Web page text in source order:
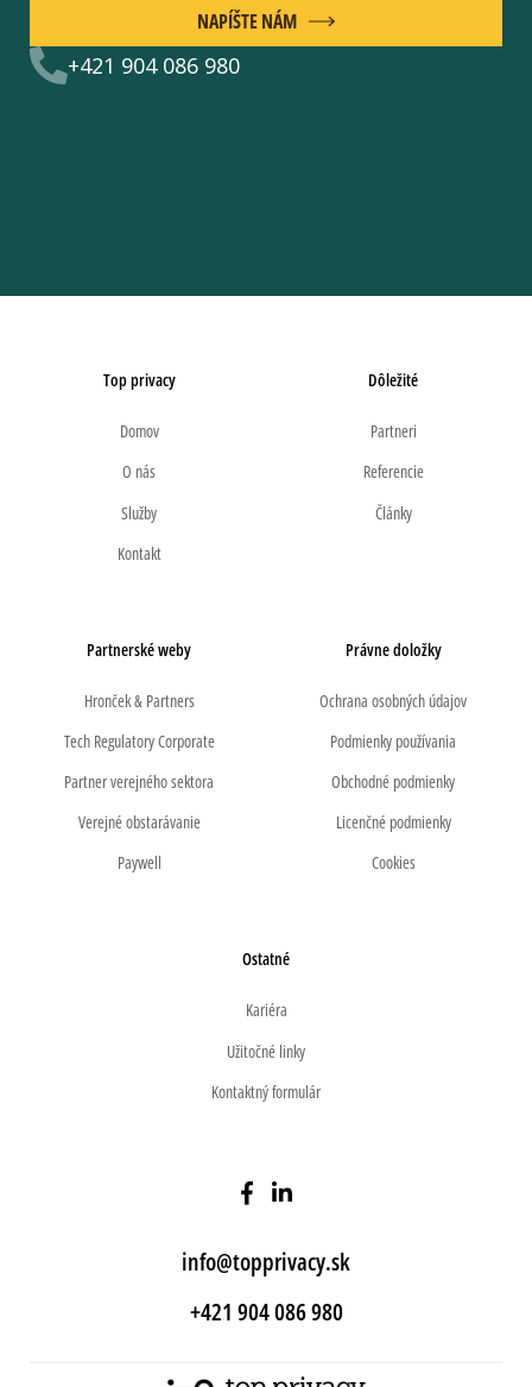
+421 904 086 980
NAPÍŠTE NÁM
Top privacy
Domov
O nás
Služby
Kontakt
Dôležité
Partneri
Referencie
Články
Partnerské weby
Hronček & Partners
Tech Regulatory Corporate
Partner verejného sektora
Verejné obstarávanie
Paywell
Právne doložky
Ochrana osobných údajov
Podmienky používania
Obchodné podmienky
Licenčné podmienky
Cookies
Ostatné
Kariéra
Užitočné linky
Kontaktný formulár
info@topprivacy.sk
+421 904 086 980